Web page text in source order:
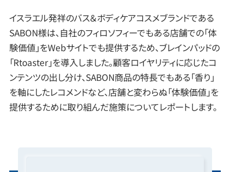
イスラエル発祥のバス＆ボディケアコスメブランドである
SABON様は、自社のフィロソフィーでもある店舗での「体
験価値」をWebサイトでも提供するため、ブレインパッドの
「Rtoaster」を導入しました。顧客ロイヤリティに応じたコ
ンテンツの出し分け、SABON商品の特長でもある「香り」
を軸にしたレコメンドなど、店舗と変わらぬ「体験価値」を
提供するために取り組んだ施策についてレポートします。